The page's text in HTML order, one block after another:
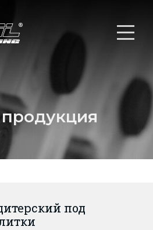
под